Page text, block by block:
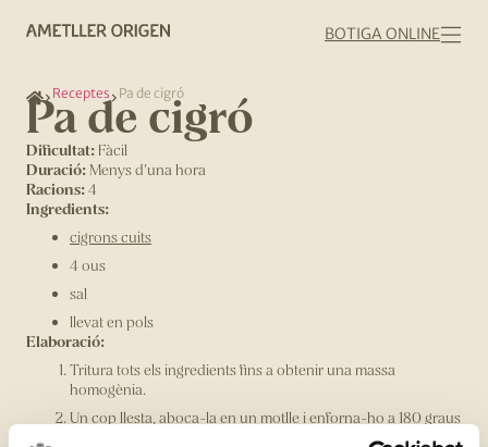
BOTIGA ONLINE
Receptes Pa de cigró
Pa de cigró
Dificultat: Fàcil
Duració: Menys d'una hora
Racions:4
Ingredients:
cigrons cuits
4 ous
sal
llevat en pols
Elaboració:
Tritura tots els ingredients fins a obtenir una massa
homogènia.
Un cop llesta, aboca-la en un motlle i enforna-ho a 180 graus
uns 30 - 35 minuts o fins que el pa estigui ben cuit per dins.